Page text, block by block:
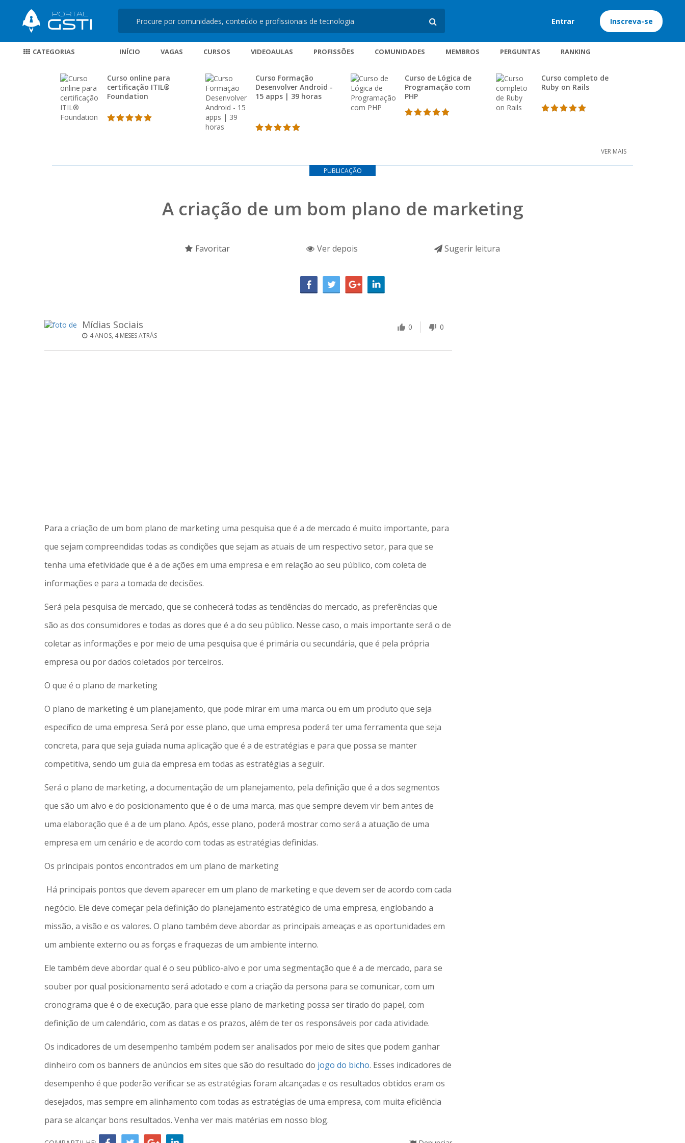
Entrar Inscreva-se
CATEGORIAS INÍCIO VAGAS CURSOS VIDEOAULAS PROFISSÕES COMUNIDADES MEMBROS PERGUNTAS RANKING
Curso online para
certificação ITIL®
Foundation
Curso Formação
Desenvolver Android -
15 apps | 39 horas
Curso de Lógica de
Programação com
PHP
Curso completo de
Ruby on Rails
VER MAIS
PUBLICAÇÃO
A criação de um bom plano de marketing
Favoritar Ver depois Sugerir leitura
Mídias Sociais
4 ANOS, 4 MESES ATRÁS
0 0
Para a criação de um bom plano de marketing uma pesquisa que é a de mercado é muito importante, para
que sejam compreendidas todas as condições que sejam as atuais de um respectivo setor, para que se
tenha uma efetividade que é a de ações em uma empresa e em relação ao seu público, com coleta de
informações e para a tomada de decisões.
Será pela pesquisa de mercado, que se conhecerá todas as tendências do mercado, as preferências que
são as dos consumidores e todas as dores que é a do seu público. Nesse caso, o mais importante será o de
coletar as informações e por meio de uma pesquisa que é primária ou secundária, que é pela própria
empresa ou por dados coletados por terceiros.
O que é o plano de marketing
O plano de marketing é um planejamento, que pode mirar em uma marca ou em um produto que seja
específico de uma empresa. Será por esse plano, que uma empresa poderá ter uma ferramenta que seja
concreta, para que seja guiada numa aplicação que é a de estratégias e para que possa se manter
competitiva, sendo um guia da empresa em todas as estratégias a seguir.
Será o plano de marketing, a documentação de um planejamento, pela definição que é a dos segmentos
que são um alvo e do posicionamento que é o de uma marca, mas que sempre devem vir bem antes de
uma elaboração que é a de um plano. Após, esse plano, poderá mostrar como será a atuação de uma
empresa em um cenário e de acordo com todas as estratégias definidas.
Os principais pontos encontrados em um plano de marketing
Há principais pontos que devem aparecer em um plano de marketing e que devem ser de acordo com cada
negócio. Ele deve começar pela definição do planejamento estratégico de uma empresa, englobando a
missão, a visão e os valores. O plano também deve abordar as principais ameaças e as oportunidades em
um ambiente externo ou as forças e fraquezas de um ambiente interno.
Ele também deve abordar qual é o seu público-alvo e por uma segmentação que é a de mercado, para se
souber por qual posicionamento será adotado e com a criação da persona para se comunicar, com um
cronograma que é o de execução, para que esse plano de marketing possa ser tirado do papel, com
definição de um calendário, com as datas e os prazos, além de ter os responsáveis por cada atividade.
Os indicadores de um desempenho também podem ser analisados por meio de sites que podem ganhar
dinheiro com os banners de anúncios em sites que são do resultado do jogo do bicho. Esses indicadores de
desempenho é que poderão verificar se as estratégias foram alcançadas e os resultados obtidos eram os
desejados, mas sempre em alinhamento com todas as estratégias de uma empresa, com muita eficiência
para se alcançar bons resultados. Venha ver mais matérias em nosso blog.